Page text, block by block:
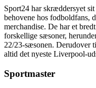
Sport24 har skræddersyet
behovene hos fodboldfans,
merchandise. De har et
forskellige sæsoner,
22/23-sæsonen. Derudover
altid det nyeste Liverpool-
Sportmaster